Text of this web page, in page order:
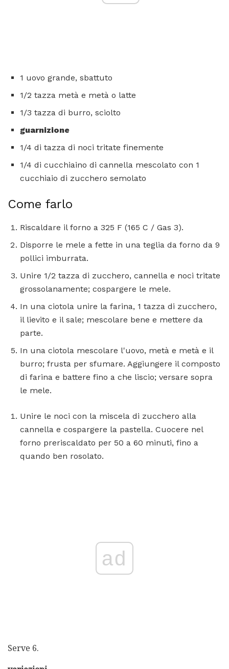
1 uovo grande, sbattuto
1/2 tazza metà e metà o latte
1/3 tazza di burro, sciolto
guarnizione
1/4 di tazza di noci tritate finemente
1/4 di cucchiaino di cannella mescolato con 1
cucchiaio di zucchero semolato
Come farlo
Riscaldare il forno a 325 F (165 C / Gas 3).
Disporre le mele a fette in una teglia da forno da 9
pollici imburrata.
Unire 1/2 tazza di zucchero, cannella e noci tritate
grossolanamente; cospargere le mele.
In una ciotola unire la farina, 1 tazza di zucchero,
il lievito e il sale; mescolare bene e mettere da
parte.
In una ciotola mescolare l'uovo, metà e metà e il
burro; frusta per sfumare. Aggiungere il composto
di farina e battere fino a che liscio; versare sopra
le mele.
Unire le noci con la miscela di zucchero alla
cannella e cospargere la pastella. Cuocere nel
forno preriscaldato per 50 a 60 minuti, fino a
quando ben rosolato.
ad
Serve 6.